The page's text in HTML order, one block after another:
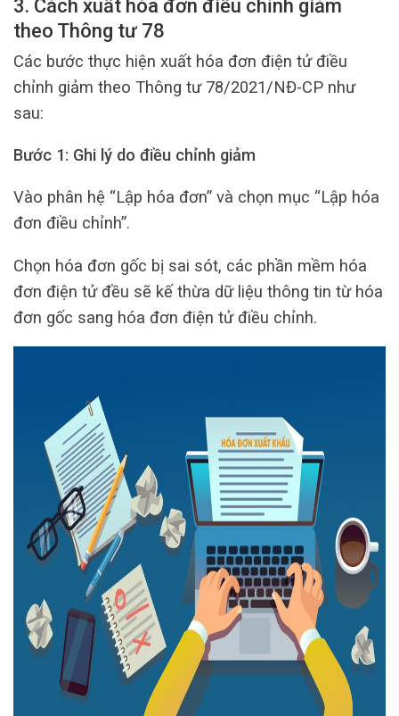
3. Cách xuất hóa đơn điều chỉnh giảm
theo Thông tư 78
Các bước thực hiện xuất hóa đơn điện tử điều
chỉnh giảm theo Thông tư 78/2021/NĐ-CP như
sau:
Bước 1: Ghi lý do điều chỉnh giảm
Vào phân hệ “Lập hóa đơn” và chọn mục “Lập hóa
đơn điều chỉnh”.
Chọn hóa đơn gốc bị sai sót, các phần mềm hóa
đơn điện tử đều sẽ kế thừa dữ liệu thông tin từ hóa
đơn gốc sang hóa đơn điện tử điều chỉnh.